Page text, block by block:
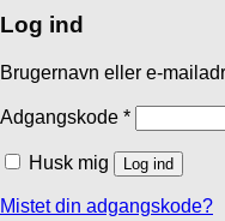
Log ind
Brugernavn eller e-
Adgangskode *
Husk mig Log ind
Mistet din adgangskode?